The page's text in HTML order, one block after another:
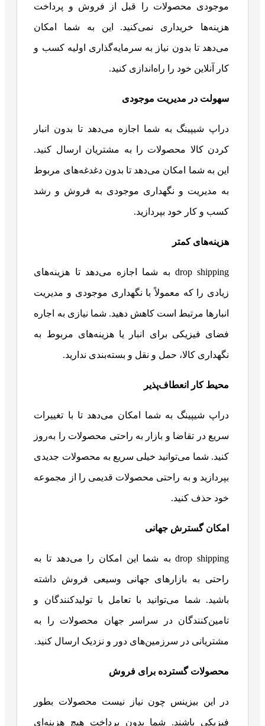
موجودی محصولات را قبل از فروش و پرداخت
هزینه‌ها خریداری نمی‌کنید. این به شما امکان
می‌دهد تا بدون نیاز به سرمایه‌گذاری اولیه کسب و
کار آنلاین خود را راه‌اندازی کنید.
سهولت در مدیریت موجودی
دراپ شیپینگ به شما اجازه می‌دهد تا بدون انبار
کردن کالا محصولات را به مشتریان ارسال کنید.
این به شما امکان می‌دهد تا بدون دغدغه‌های مربوط
به مدیریت و نگهداری موجودی به فروش و رشد
کسب و کار خود بپردازید.
هزینه‌های کمتر
drop shipping به شما اجازه می‌دهد تا هزینه‌های
زیادی را که معمولاً با نگهداری موجودی و مدیریت
انبارها مرتبط است کاهش دهید. شما نیازی به اجاره
فضای فیزیکی برای انبار یا هزینه‌های مربوط به
نگهداری کالا، حمل و نقل و بسته‌بندی ندارید.
محیط کار انعطاف‌پذیر
دراپ شیپینگ به شما امکان می‌دهد تا با تغییرات
سریع در تقاضا و بازار به راحتی محصولات را به‌روز
کنید. شما می‌توانید خیلی سریع به محصولات جدیدی
بپردازید و به راحتی محصولات قدیمی را از مجموعه
خود حذف کنید.
امکان گسترش جهانی
drop shipping به شما این امکان را می‌دهد تا به
راحتی به بازارهای جهانی وسیعی فروش داشته
باشید. شما می‌توانید با تعامل با تولیدکنندگان و
تامین‌کنندگان در سراسر جهان محصولات را به
مشتریانی در سرزمین‌های دور و نزدیک ارسال کنید.
محصولات گسترده برای فروش
در این بیزینس چون نیاز نیست محصولات بطور
فیزیکی باشند. شما بدون پرداخت هیچ هزینه‌ای